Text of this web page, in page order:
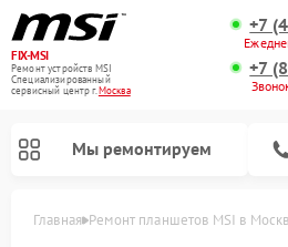
FIX-MSI
Ремонт устройств MSI
Специализированный
cервисный центр г.Москва
+7
+7
Мы ремонтируем
Главная Ремонт планшетов MSI в